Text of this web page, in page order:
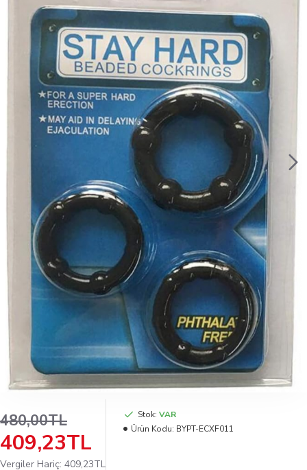
409,23TL
480,00TL
Vergiler Hariç: 409,23TL
Stok: VAR
Ürün Kodu: BYPT-ECXF011